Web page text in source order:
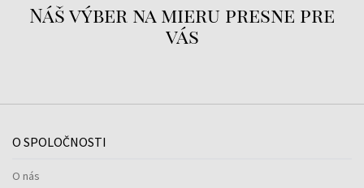
Náš výber na mieru presne pre
vás
O SPOLOČNOSTI
O nás